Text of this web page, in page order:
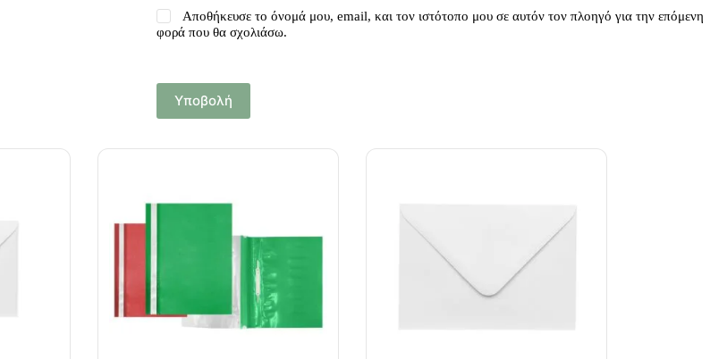
Αποθήκευσε το όνομά μου, email, και τον ιστότοπο μου σε αυτόν τον πλοηγό για την επόμενη
φορά που θα σχολιάσω.
Υποβολή